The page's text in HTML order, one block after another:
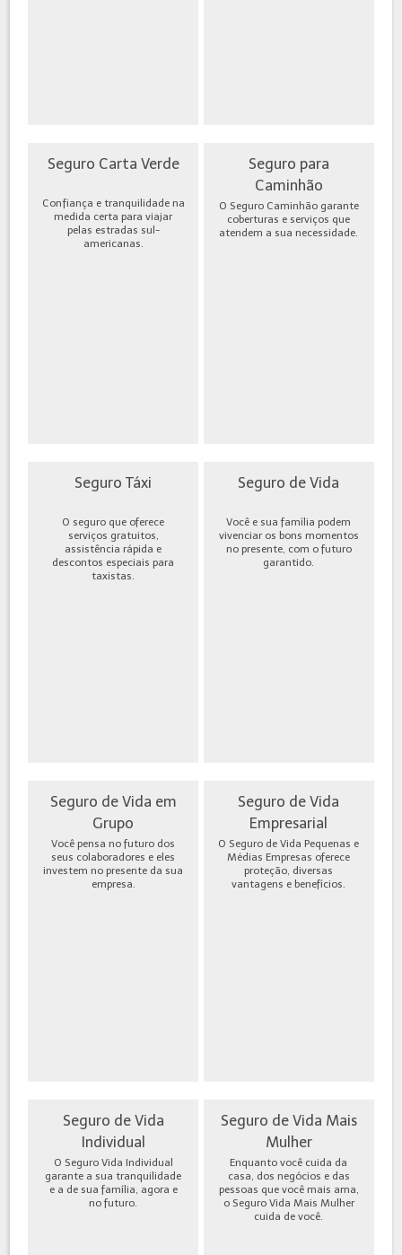
Seguro Carta Verde
Confiança e tranquilidade na
medida certa para viajar
pelas estradas sul-
americanas.
Seguro para
Caminhão
O Seguro Caminhão garante
coberturas e serviços que
atendem a sua necessidade.
Seguro Táxi
O seguro que oferece
serviços gratuitos,
assistência rápida e
descontos especiais para
taxistas.
Seguro de Vida
Você e sua família podem
vivenciar os bons momentos
no presente, com o futuro
garantido.
Seguro de Vida em
Grupo
Você pensa no futuro dos
seus colaboradores e eles
investem no presente da sua
empresa.
Seguro de Vida
Empresarial
O Seguro de Vida Pequenas e
Médias Empresas oferece
proteção, diversas
vantagens e benefícios.
Seguro de Vida
Individual
O Seguro Vida Individual
garante a sua tranquilidade
e a de sua família, agora e
no futuro.
Seguro de Vida Mais
Mulher
Enquanto você cuida da
casa, dos negócios e das
pessoas que você mais ama,
o Seguro Vida Mais Mulher
cuida de você.